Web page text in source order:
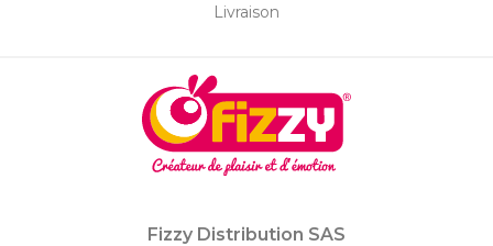
Livraison
Fizzy Distribution SAS